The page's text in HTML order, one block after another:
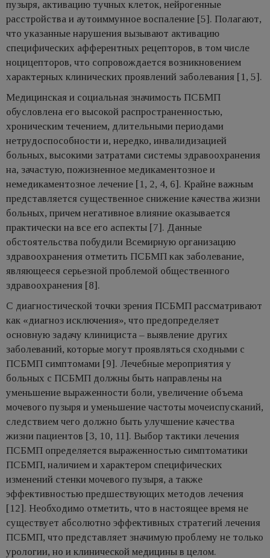
пузыря, активацию тучных клеток, нейрогенные
расстройства и аутоиммунное воспаление [5]. Полагают,
что указанные нарушения вызывают активацию
специфических афферентных рецепторов, в том числе
ноцицепторов, что сопровождается возникновением
характерных клинических проявлений заболевания [1, 5].
Медицинская и социальная значимость ПСБМП
обусловлена его высокой распространенностью,
хроническим течением, длительными периодами
нетрудоспособности и, нередко, инвалидизацией
больных, высокими затратами системы здравоохранения
на, зачастую, пожизненное медикаментозное и
немедикаментозное лечение [1, 2, 4, 6]. Крайне важным
представляется существенное снижение качества жизни
больных, причем негативное влияние оказывается
практически на все его аспекты [7]. Данные
обстоятельства побудили Всемирную организацию
здравоохранения отметить ПСБМП как заболевание,
являющееся серьезной проблемой общественного
здравоохранения [8].
С диагностической точки зрения ПСБМП рассматривают
как «диагноз исключения», что предопределяет
основную задачу клинициста – выявление других
заболеваний, которые могут проявляться сходными с
ПСБМП симптомами [9]. Лечебные мероприятия у
больных с ПСБМП должны быть направлены на
уменьшение выраженности боли, увеличение объема
мочевого пузыря и уменьшение частоты мочеиспусканий,
следствием чего должно быть улучшение качества
жизни пациентов [3, 10, 11]. Выбор тактики лечения
ПСБМП определяется выраженностью симптоматики
ПСБМП, наличием и характером специфических
изменений стенки мочевого пузыря, а также
эффективностью предшествующих методов лечения
[12]. Необходимо отметить, что в настоящее время не
существует абсолютно эффективных стратегий лечения
ПСБМП, что представляет значимую проблему не только
урологии, но и клинической медицины в целом.